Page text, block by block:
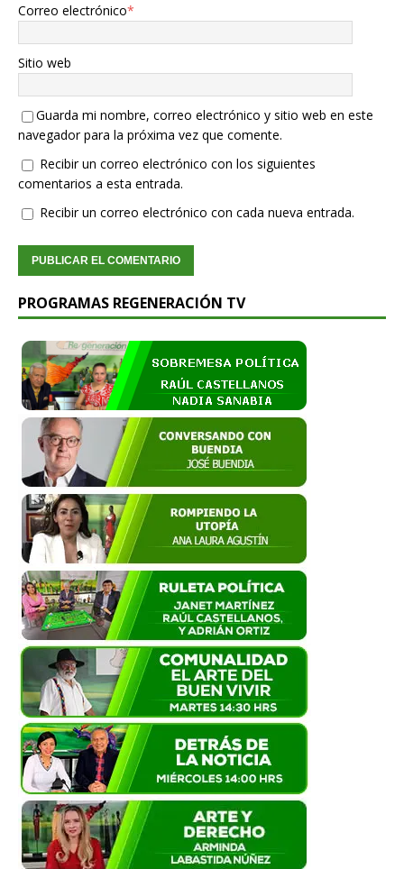
Correo electrónico*
Sitio web
Guarda mi nombre, correo electrónico y sitio web en este
navegador para la próxima vez que comente.
Recibir un correo electrónico con los siguientes
comentarios a esta entrada.
Recibir un correo electrónico con cada nueva entrada.
PROGRAMAS REGENERACIÓN TV